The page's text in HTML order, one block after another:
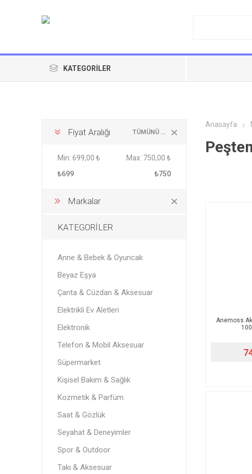
KATEGORILER
Anasayfa
Anemoss
TÜMÜNÜ TEMIZLE
Fiyat Aralığı
Min: 699,00 ₺ Max: 750,00 ₺
₺699
₺750
Markalar
KATEGORİLER
Anne & Bebek & Oyuncak
Beyaz Eşya
Çanta & Cüzdan & Aksesuar
Elektrikli Ev Aletleri
Elektronik
Telefon & Mobil Aksesuar
Süpermarket
Kişisel Bakım & Sağlık
Kozmetik & Parfüm
Saat & Gözlük
Seyahat & Deneyimler
Spor & Outdoor
Takı & Aksesuar